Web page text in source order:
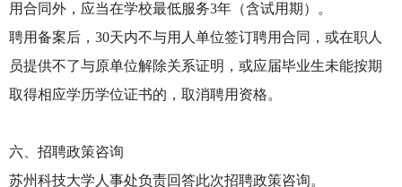
用合同外，应当在学校最低服务3年（含试用期）。
聘用备案后，30天内不与用人单位签订聘用合同，或在职人
员提供不了与原单位解除关系证明，或应届毕业生未能按期
取得相应学历学位证书的，取消聘用资格。
六、招聘政策咨询
苏州科技大学人事处负责回答此次招聘政策咨询。